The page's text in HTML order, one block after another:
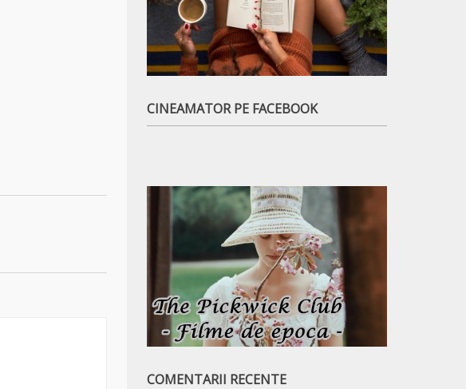
CINEAMATOR PE FACEBOOK
COMENTARII RECENTE